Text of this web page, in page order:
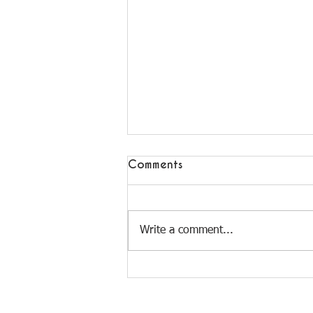
Comments
Write a comment...